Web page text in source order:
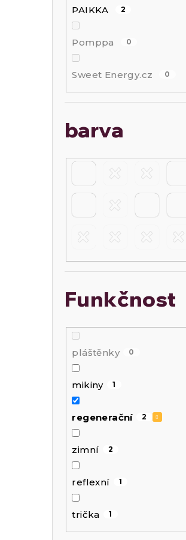
PAIKKA 2
Pomppa 0
Sweet Energy.cz 0
barva
Funkčnost
pláštěnky 0
mikiny 1
regenerační 2
zimní 2
reflexní 1
trička 1